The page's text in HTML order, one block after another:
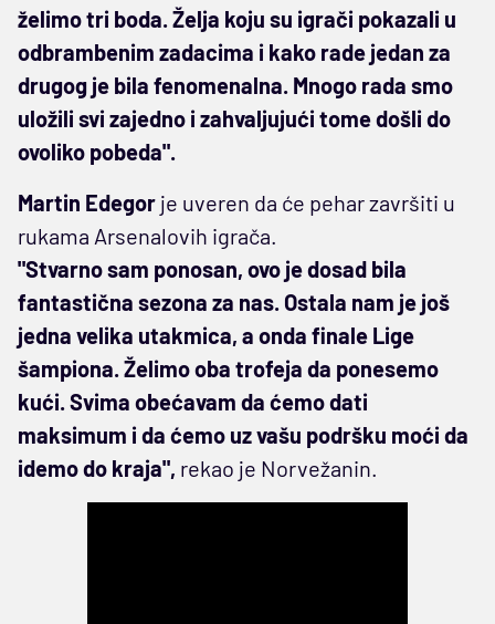
želimo tri boda. Želja koju su igrači pokazali u
odbrambenim zadacima i kako rade jedan za
drugog je bila fenomenalna. Mnogo rada smo
uložili svi zajedno i zahvaljujući tome došli do
ovoliko pobeda".
Martin Edegor je uveren da će pehar završiti u
rukama Arsenalovih igrača.
"Stvarno sam ponosan, ovo je dosad bila
fantastična sezona za nas. Ostala nam je još
jedna velika utakmica, a onda finale Lige
šampiona. Želimo oba trofeja da ponesemo
kući. Svima obećavam da ćemo dati
maksimum i da ćemo uz vašu podršku moći da
idemo do kraja", rekao je Norvežanin.